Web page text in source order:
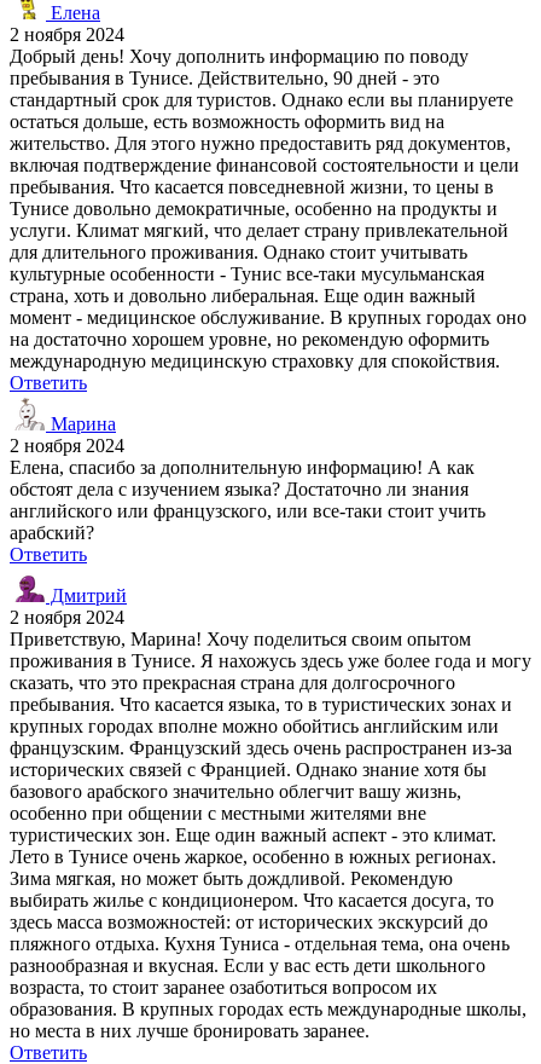
Елена
2 ноября 2024
Добрый день! Хочу дополнить информацию по поводу
пребывания в Тунисе. Действительно, 90 дней - это
стандартный срок для туристов. Однако если вы планируете
остаться дольше, есть возможность оформить вид на
жительство. Для этого нужно предоставить ряд документов,
включая подтверждение финансовой состоятельности и цели
пребывания. Что касается повседневной жизни, то цены в
Тунисе довольно демократичные, особенно на продукты и
услуги. Климат мягкий, что делает страну привлекательной
для длительного проживания. Однако стоит учитывать
культурные особенности - Тунис все-таки мусульманская
страна, хоть и довольно либеральная. Еще один важный
момент - медицинское обслуживание. В крупных городах оно
на достаточно хорошем уровне, но рекомендую оформить
международную медицинскую страховку для спокойствия.
Ответить
Марина
2 ноября 2024
Елена, спасибо за дополнительную информацию! А как
обстоят дела с изучением языка? Достаточно ли знания
английского или французского, или все-таки стоит учить
арабский?
Ответить
Дмитрий
2 ноября 2024
Приветствую, Марина! Хочу поделиться своим опытом
проживания в Тунисе. Я нахожусь здесь уже более года и могу
сказать, что это прекрасная страна для долгосрочного
пребывания. Что касается языка, то в туристических зонах и
крупных городах вполне можно обойтись английским или
французским. Французский здесь очень распространен из-за
исторических связей с Францией. Однако знание хотя бы
базового арабского значительно облегчит вашу жизнь,
особенно при общении с местными жителями вне
туристических зон. Еще один важный аспект - это климат.
Лето в Тунисе очень жаркое, особенно в южных регионах.
Зима мягкая, но может быть дождливой. Рекомендую
выбирать жилье с кондиционером. Что касается досуга, то
здесь масса возможностей: от исторических экскурсий до
пляжного отдыха. Кухня Туниса - отдельная тема, она очень
разнообразная и вкусная. Если у вас есть дети школьного
возраста, то стоит заранее озаботиться вопросом их
образования. В крупных городах есть международные школы,
но места в них лучше бронировать заранее.
Ответить